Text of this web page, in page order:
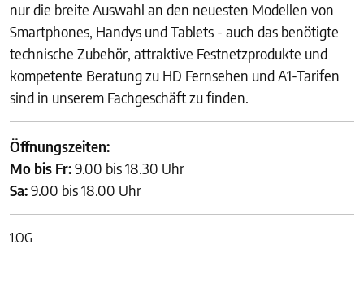
nur die breite Auswahl an den neuesten Modellen von
Smartphones, Handys und Tablets - auch das benötigte
technische Zubehör, attraktive Festnetzprodukte und
kompetente Beratung zu HD Fernsehen und A1-Tarifen
sind in unserem Fachgeschäft zu finden.
Öffnungszeiten:
Mo bis Fr:9.00 bis 18.30 Uhr
Sa:9.00 bis 18.00 Uhr
1.OG